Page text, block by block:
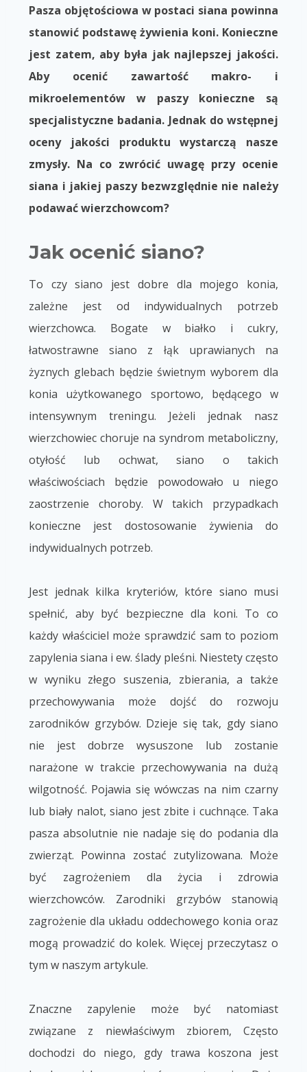
Pasza objętościowa w postaci siana powinna
stanowić podstawę żywienia koni. Konieczne
jest zatem, aby była jak najlepszej jakości.
Aby ocenić zawartość makro- i
mikroelementów w paszy konieczne są
specjalistyczne badania. Jednak do wstępnej
oceny jakości produktu wystarczą nasze
zmysły. Na co zwrócić uwagę przy ocenie
siana i jakiej paszy bezwzględnie nie należy
podawać wierzchowcom?
Jak ocenić siano?
To czy siano jest dobre dla mojego konia,
zależne jest od indywidualnych potrzeb
wierzchowca. Bogate w białko i cukry,
łatwostrawne siano z łąk uprawianych na
żyznych glebach będzie świetnym wyborem dla
konia użytkowanego sportowo, będącego w
intensywnym treningu. Jeżeli jednak nasz
wierzchowiec choruje na syndrom metaboliczny,
otyłość lub ochwat, siano o takich
właściwościach będzie powodowało u niego
zaostrzenie choroby. W takich przypadkach
konieczne jest dostosowanie żywienia do
indywidualnych potrzeb.
Jest jednak kilka kryteriów, które siano musi
spełnić, aby być bezpieczne dla koni. To co
każdy właściciel może sprawdzić sam to poziom
zapylenia siana i ew. ślady pleśni. Niestety często
w wyniku złego suszenia, zbierania, a także
przechowywania może dojść do rozwoju
zarodników grzybów. Dzieje się tak, gdy siano
nie jest dobrze wysuszone lub zostanie
narażone w trakcie przechowywania na dużą
wilgotność. Pojawia się wówczas na nim czarny
lub biały nalot, siano jest zbite i cuchnące. Taka
pasza absolutnie nie nadaje się do podania dla
zwierząt. Powinna zostać zutylizowana. Może
być zagrożeniem dla życia i zdrowia
wierzchowców. Zarodniki grzybów stanowią
zagrożenie dla układu oddechowego konia oraz
mogą prowadzić do kolek. Więcej przeczytasz o
tym w naszym artykule.
Znaczne zapylenie może być natomiast
związane z niewłaściwym zbiorem, Często
dochodzi do niego, gdy trawa koszona jest